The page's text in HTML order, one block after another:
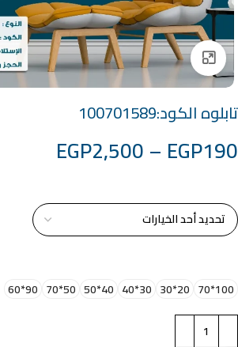
Click to enlarge
تابلوه الكود:100701589
EGP190
–
EGP2,500
100*70
20*30
30*40
40*50
50*70
90*60